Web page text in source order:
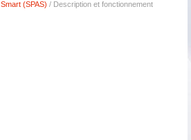
(SPAS) / Description et fonctionnement